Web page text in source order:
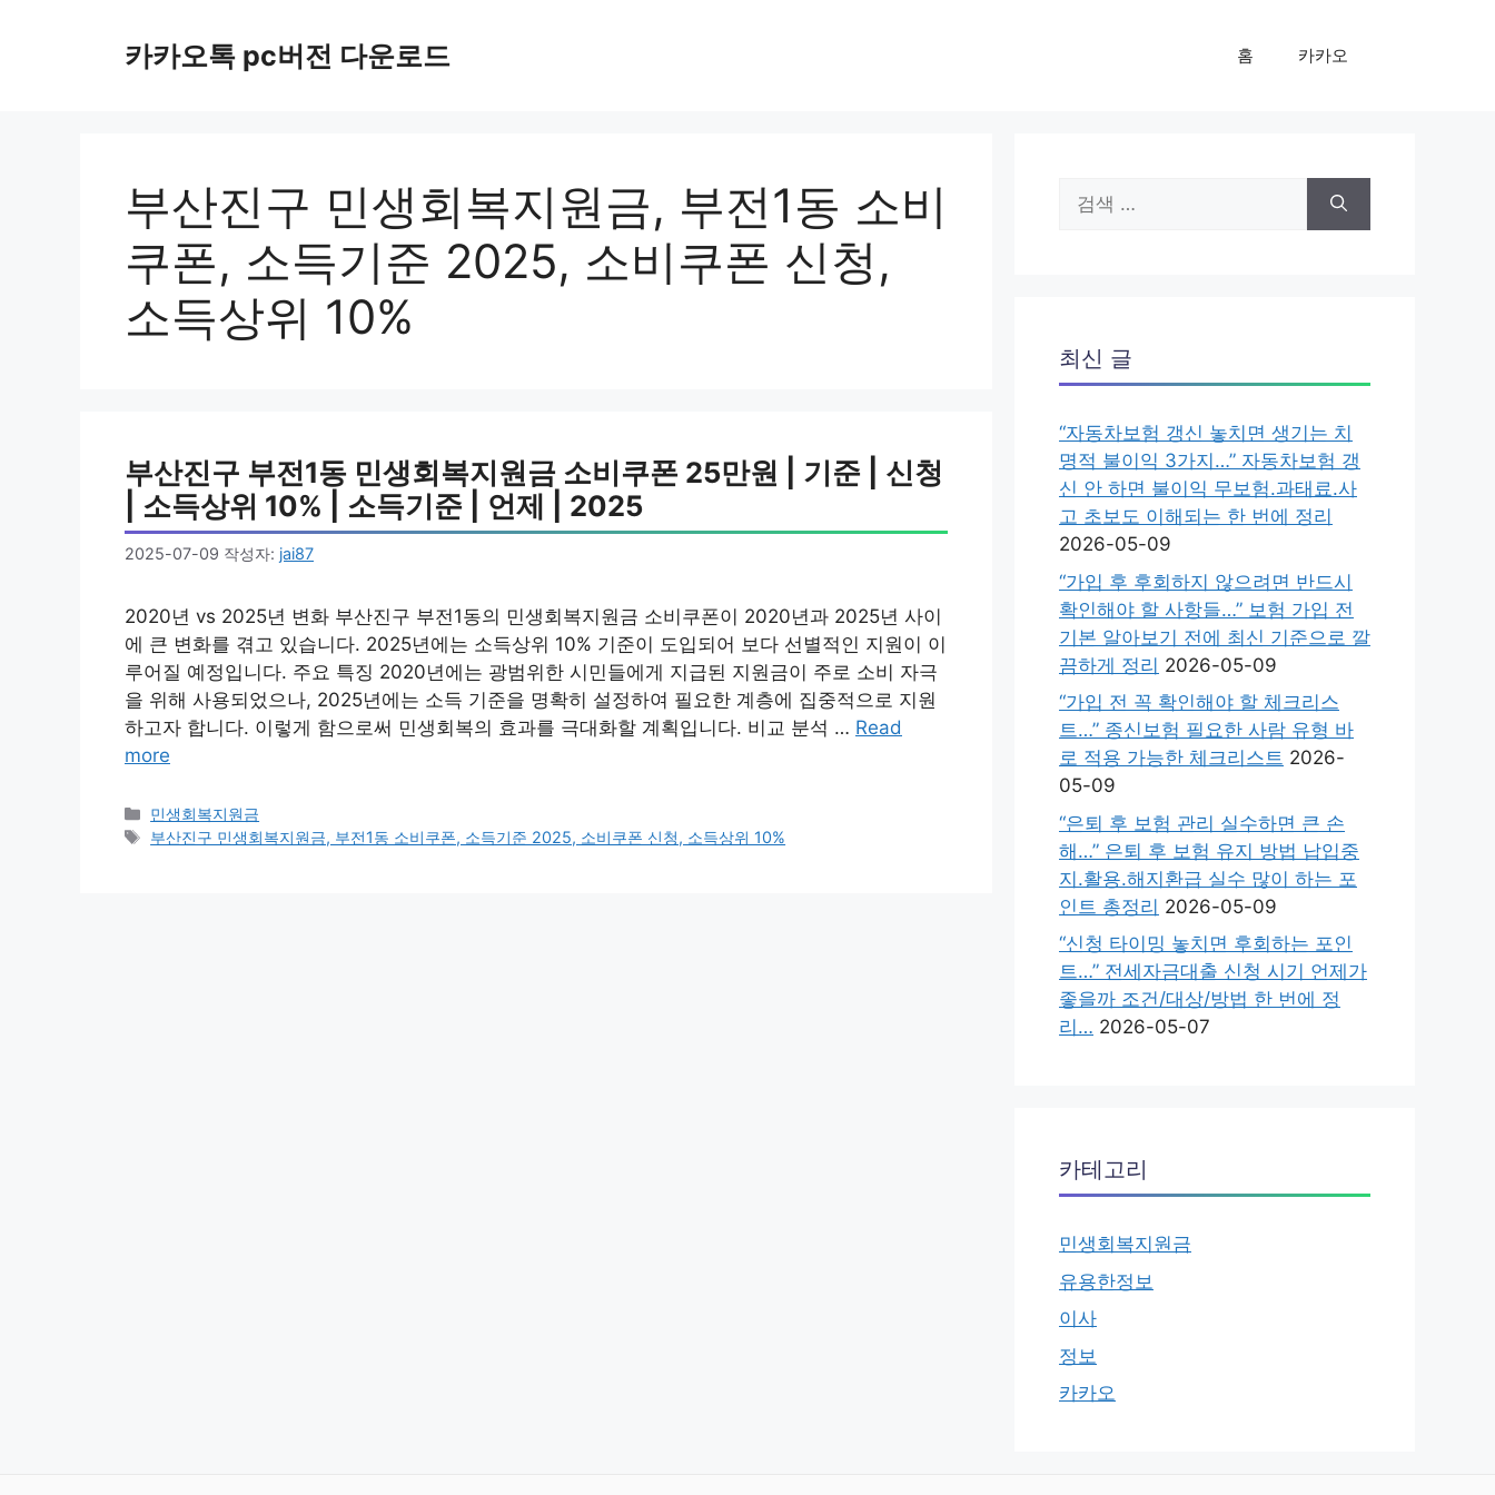
카카오톡 pc버전 다운로드 홈 카카오
부산진구 민생회복지원금, 부전1동 소비
쿠폰, 소득기준 2025, 소비쿠폰 신청,
소득상위 10%
부산진구 부전1동 민생회복지원금 소비쿠폰 25만원 | 기준 | 신청
| 소득상위 10% | 소득기준 | 언제 | 2025
2025-07-09 작성자: jai87
2020년 vs 2025년 변화 부산진구 부전1동의 민생회복지원금 소비쿠폰이 2020년과 2025년 사이
에 큰 변화를 겪고 있습니다. 2025년에는 소득상위 10% 기준이 도입되어 보다 선별적인 지원이 이
루어질 예정입니다. 주요 특징 2020년에는 광범위한 시민들에게 지급된 지원금이 주로 소비 자극
을 위해 사용되었으나, 2025년에는 소득 기준을 명확히 설정하여 필요한 계층에 집중적으로 지원
하고자 합니다. 이렇게 함으로써 민생회복의 효과를 극대화할 계획입니다. 비교 분석 … Read
more
카
테
민생회복지원금
태
부산진구 민생회복지원금, 부전1동 소비쿠폰, 소득기준 2025, 소비쿠폰 신청, 소득상위 10%
색:
최신 글
“자동차보험 갱신 놓치면 생기는 치
명적 불이익 3가지…” 자동차보험 갱
신 안 하면 불이익 무보험.과태료.사
고 초보도 이해되는 한 번에 정리
2026-05-09
“가입 후 후회하지 않으려면 반드시
확인해야 할 사항들…” 보험 가입 전
기본 알아보기 전에 최신 기준으로 깔
끔하게 정리 2026-05-09
“가입 전 꼭 확인해야 할 체크리스
트…” 종신보험 필요한 사람 유형 바
로 적용 가능한 체크리스트 2026-
05-09
“은퇴 후 보험 관리 실수하면 큰 손
해…” 은퇴 후 보험 유지 방법 납입중
지.활용.해지환급 실수 많이 하는 포
인트 총정리 2026-05-09
“신청 타이밍 놓치면 후회하는 포인
트…” 전세자금대출 신청 시기 언제가
좋을까 조건/대상/방법 한 번에 정
리… 2026-05-07
카테고리
민생회복지원금
유용한정보
이사
정보
카카오